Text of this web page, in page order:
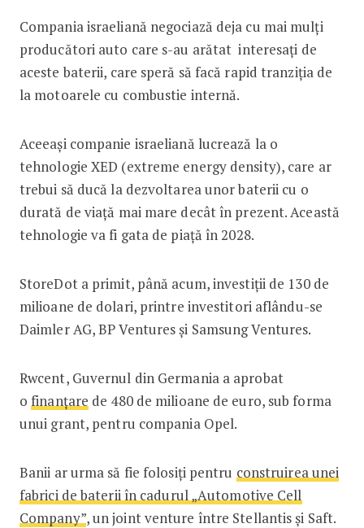
Compania israeliană negociază deja cu mai mulţi
producători auto care s-au arătat interesaţi de
aceste baterii, care speră să facă rapid tranziţia de
la motoarele cu combustie internă.
Aceeaşi companie israeliană lucrează la o
tehnologie XED (extreme energy density), care ar
trebui să ducă la dezvoltarea unor baterii cu o
durată de viaţă mai mare decât în prezent. Această
tehnologie va fi gata de piaţă în 2028.
StoreDot a primit, până acum, investiţii de 130 de
milioane de dolari, printre investitori aflându-se
Daimler AG, BP Ventures şi Samsung Ventures.
Rwcent, Guvernul din Germania a aprobat
ofinanțare de 480 de milioane de euro, sub forma
unui grant, pentru compania Opel.
Banii ar urma să fie folosiți pentru construirea unei
fabrici de baterii în cadurul „Automotive Cell
Company”, un joint venture între Stellantis și Saft.